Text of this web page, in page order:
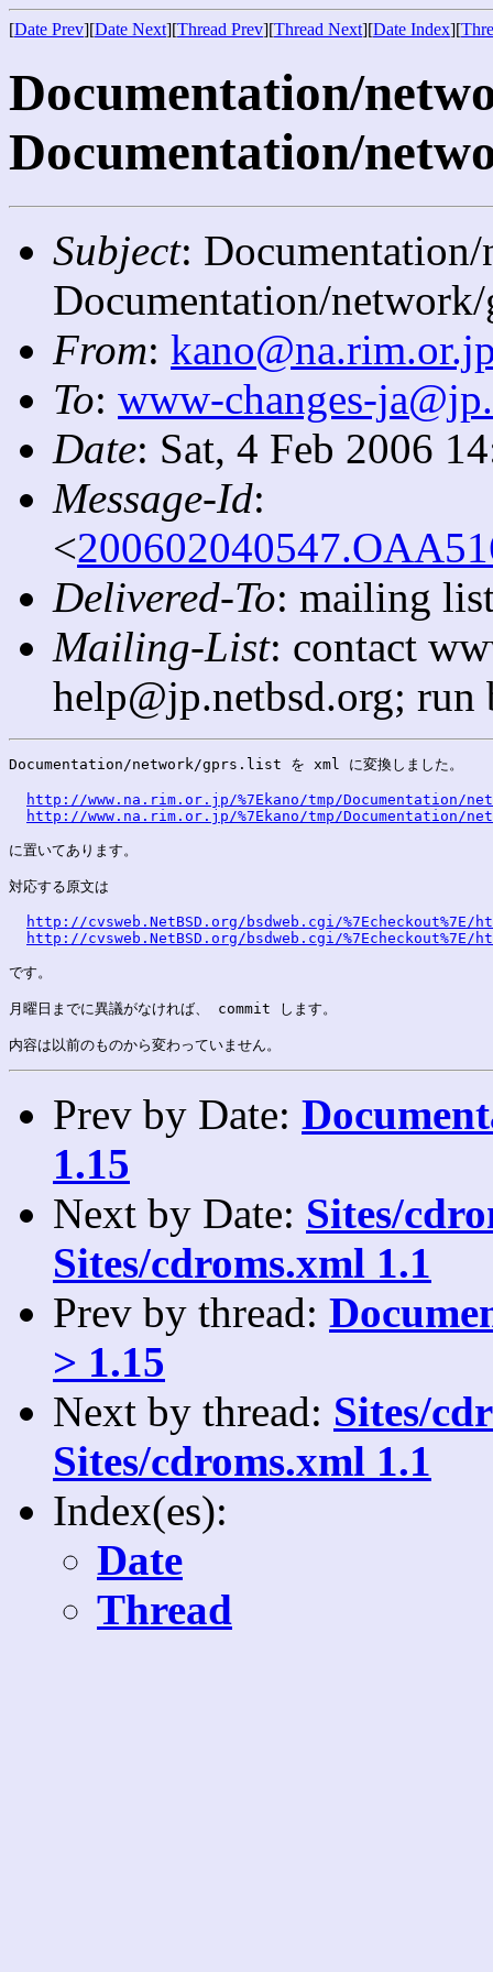
[Date Prev][Date Next][Thread Prev][Thread Next][Date Index][
Documentation/
Documentation/
Subject:
Documentation/
From:
To: www-changes-
Date: Sat, 4 Feb 2006
Message-Id:
<
Delivered-To: mailing
Mailing-List: contact
help@jp.netbsd.org;
Documentation/network/gprs.list を xml に変換しました。
http://www.na.rim.or.jp/%7Ekano/tmp/Documentation/
http://www.na.rim.or.jp/%7Ekano/tmp/Documentation/
に置いてあります。
対応する原文は
http://cvsweb.NetBSD.org/bsdweb.cgi/
http://cvsweb.NetBSD.org/bsdweb.cgi/
です。
月曜日までに異議がなければ、 commit します。
Prev by Date:
1.15
Next by Date: Sites/
Sites/cdroms.xml 1.1
Prev by thread:
> 1.15
Next by thread: Sites/
Sites/cdroms.xml 1.1
Index(es):
Date
Thread